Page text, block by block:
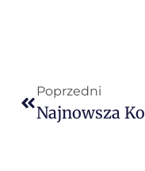
Poprzedni